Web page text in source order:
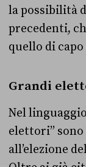
la possibilità
precedenti,
quello di
Grandi
Nel
elettori”
all’elezione